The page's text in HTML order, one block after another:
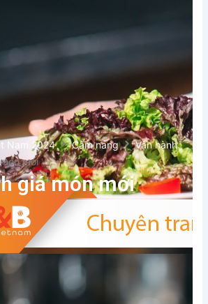
Nam 2024 Cẩm nang
Vận hành
mới
giá món mới